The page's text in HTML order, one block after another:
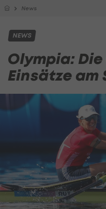
News
NEWS
Olympia:
Einsätze am